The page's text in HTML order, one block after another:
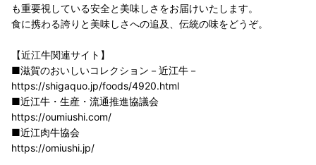
も重要視している安全と美味しさをお届けいたします。
食に携わる誇りと美味しさへの追及、伝統の味をどうぞ。
【近江牛関連サイト】
■滋賀のおいしいコレクション－近江牛－
https://shigaquo.jp/foods/4920.html
■近江牛・生産・流通推進協議会
https://oumiushi.com/
■近江肉牛協会
https://omiushi.jp/